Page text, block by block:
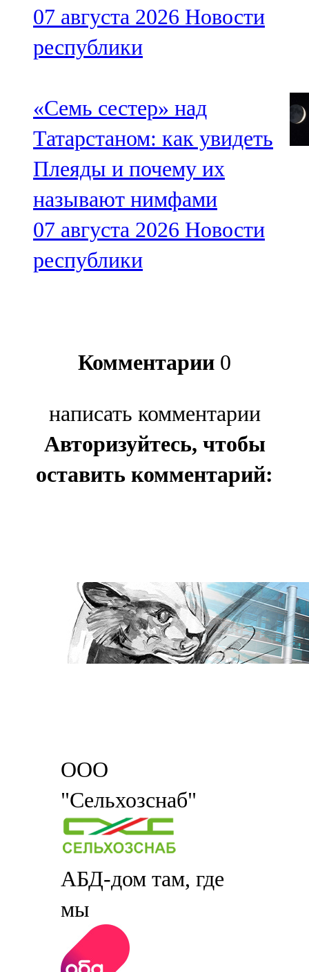
07 августа 2026 Новости
республики
«Семь сестер» над
Татарстаном: как увидеть
Плеяды и почему их
называют нимфами
07 августа 2026 Новости
республики
Комментарии 0
написать комментарии
Авторизуйтесь, чтобы
оставить комментарий:
ООО
"Сельхозснаб"
АБД-дом там, где
мы